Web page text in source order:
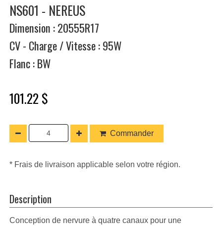
NS601 - NEREUS
Dimension : 20555R17
CV - Charge / Vitesse : 95W
Flanc : BW
101.22 $
Commander
* Frais de livraison applicable selon votre région.
Description
Conception de nervure à quatre canaux pour une